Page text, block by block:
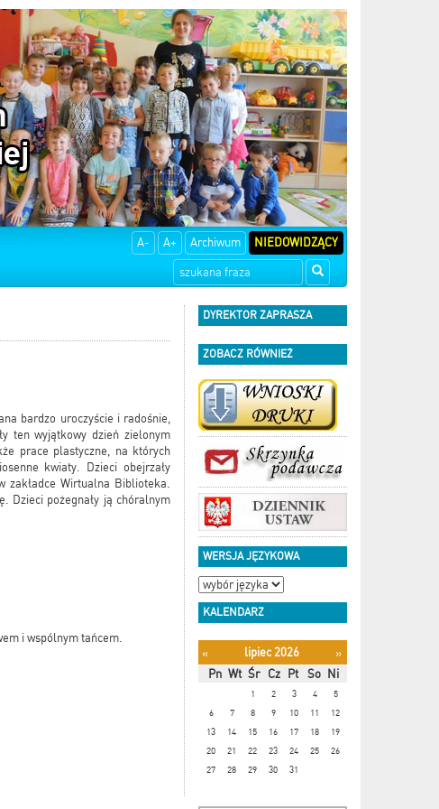
A- A+ Archiwum NIEDOWIDZĄCY
bardzo uroczyście i radośnie,
ten wyjątkowy dzień zielonym
prace plastyczne, na których
kwiaty. Dzieci obejrzały
zakładce Wirtualna Biblioteka.
Dzieci pożegnały ją chóralnym
i wspólnym tańcem.
DYREKTOR ZAPRASZA
ZOBACZ RÓWNIEŻ
WERSJA JĘZYKOWA
KALENDARZ
« lipiec 2026
»
Pn Wt Śr Cz Pt So Ni
1 2 3 4
5
6
7 8 9 10 11
12
13
14 15 16 17 18
19
20
21 22 23 24 25
26
27
28 29 30 31